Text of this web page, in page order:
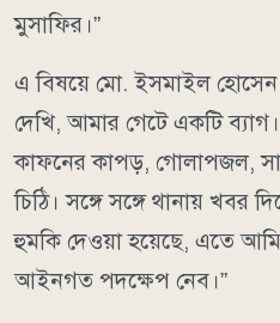
মুসাফির।”
এ বিষয়ে মো. ইসমাইল হোসেন
দেখি, আমার গেটে একটি
কাফনের কাপড়, গোলাপজল,
চিঠি। সঙ্গে সঙ্গে থানায়
হুমকি দেওয়া হয়েছে, এতে
আইনগত পদক্ষেপ নেব।”